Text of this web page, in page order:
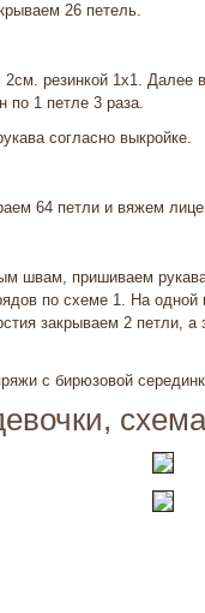
26 петель.
2см. резинкой 1х1.
по 1 петле 3 раза.
согласно выкройке.
64 петли и вяжем
швам, пришиваем
по схеме 1. На одной
закрываем 2 петли,
с бирюзовой